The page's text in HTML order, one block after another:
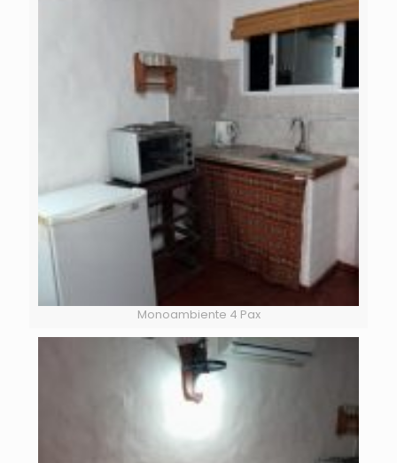
Monoambiente 4 Pax